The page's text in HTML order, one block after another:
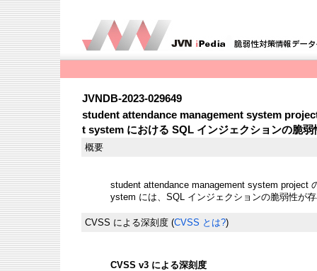
JVNDB-2023-029649
student attendance management system
t system における SQL インジェクションの脆弱
概要
student attendance management system project
ystem には、SQL インジェクションの脆弱性が
CVSS による深刻度 (CVSS とは?)
CVSS v3 による深刻度